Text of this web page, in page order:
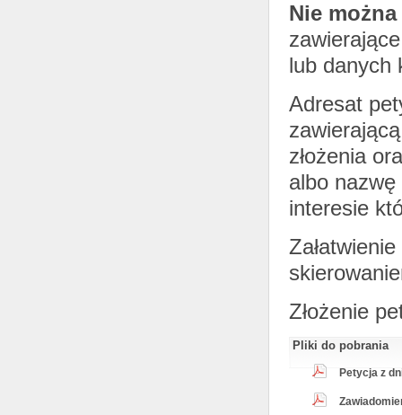
Nie
lub danych
Adresat
złożenia
albo
interesie
Złożenie
Pliki do pobrania
Petycja z